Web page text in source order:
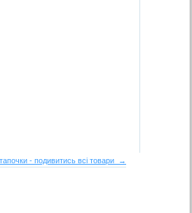
- подивитись всі товари →